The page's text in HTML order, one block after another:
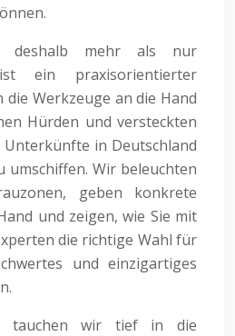
deshalb mehr als nur
ein praxisorientierter
die Werkzeuge an die Hand
Hürden und versteckten
in Deutschland
umschiffen. Wir beleuchten
geben konkrete
und zeigen, wie Sie mit
die richtige Wahl für
und einzigartiges
tauchen wir tief in die